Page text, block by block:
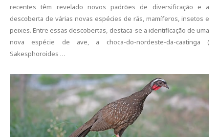
recentes têm revelado novos padrões de diversificação e a
descoberta de várias novas espécies de rãs, mamíferos, insetos e
peixes. Entre essas descobertas, destaca-se a identificação de uma
nova espécie de ave, a choca-do-nordeste-da-caatinga (
Sakesphoroides …